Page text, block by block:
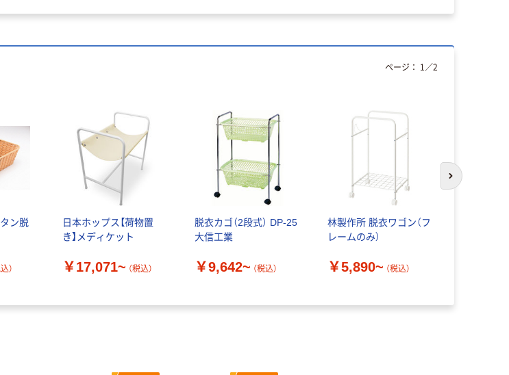
ン脱
）
日本ホップス【荷物置
き】メディケット
￥17,071~ （税込）
脱衣カゴ（2段式） DP-25
大信工業
￥9,642~ （税込）
林製作所 脱衣ワゴン（フ
レームのみ）
￥5,890~ （税込）
ページ： 1 ／2
次のスライド